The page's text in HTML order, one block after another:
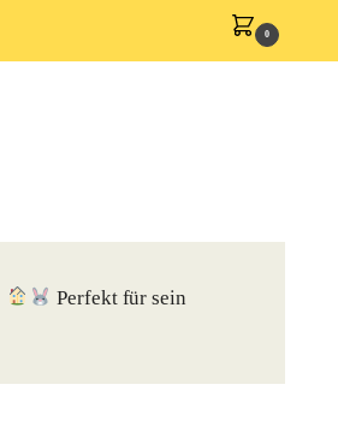
0
Perfekt für sein